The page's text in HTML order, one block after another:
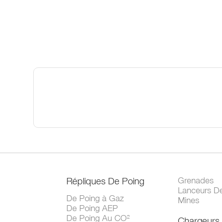
Répliques De Poing
De Poing à Gaz
De Poing AEP
De Poing Au CO²
Grenades
Lanceurs
Mines